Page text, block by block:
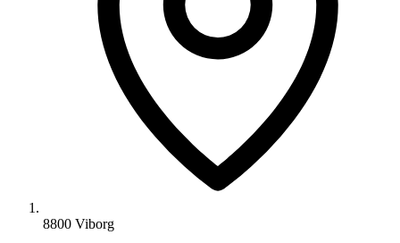
8800 Viborg